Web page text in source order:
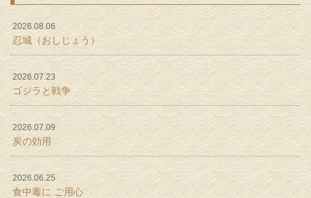
2026.08.06
忍城（おしじょう）
2026.07.23
ゴジラと戦争
2026.07.09
炭の効用
2026.06.25
食中毒に ご用心